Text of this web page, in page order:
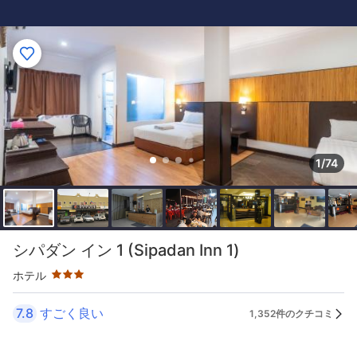
1/74
シパダン イン 1 (Sipadan Inn 1)
ホテル
星評価 3つ星
7.8 すごく良い 1,352件のクチコミ